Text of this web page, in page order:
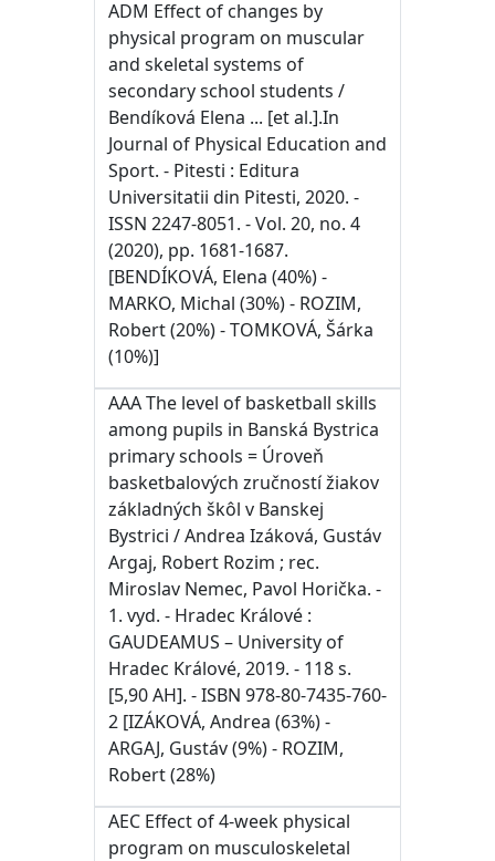
ADM Effect of changes by
physical program on muscular
and skeletal systems of
secondary school students /
Bendíková Elena ... [et al.].In
Journal of Physical Education and
Sport. - Pitesti : Editura
Universitatii din Pitesti, 2020. -
ISSN 2247-8051. - Vol. 20, no. 4
(2020), pp. 1681-1687.
[BENDÍKOVÁ, Elena (40%) -
MARKO, Michal (30%) - ROZIM,
Robert (20%) - TOMKOVÁ, Šárka
(10%)]
AAA The level of basketball skills
among pupils in Banská Bystrica
primary schools = Úroveň
basketbalových zručností žiakov
základných škôl v Banskej
Bystrici / Andrea Izáková, Gustáv
Argaj, Robert Rozim ; rec.
Miroslav Nemec, Pavol Horička. -
1. vyd. - Hradec Králové :
GAUDEAMUS – University of
Hradec Králové, 2019. - 118 s.
[5,90 AH]. - ISBN 978-80-7435-760-
2 [IZÁKOVÁ, Andrea (63%) -
ARGAJ, Gustáv (9%) - ROZIM,
Robert (28%)
AEC Effect of 4-week physical
program on musculoskeletal